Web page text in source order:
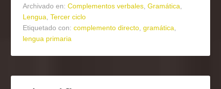
Archivado en:Complementos verbales,Gramática,
Lengua,Tercer ciclo
Etiquetado con:complemento directo,gramática,
lengua primaria